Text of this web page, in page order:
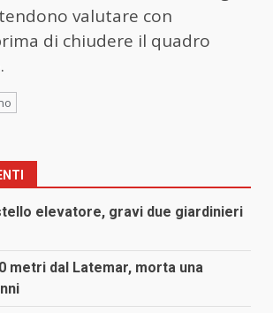
valutare con
di chiudere il quadro
elevatore, gravi due giardinieri
metri dal Latemar, morta una